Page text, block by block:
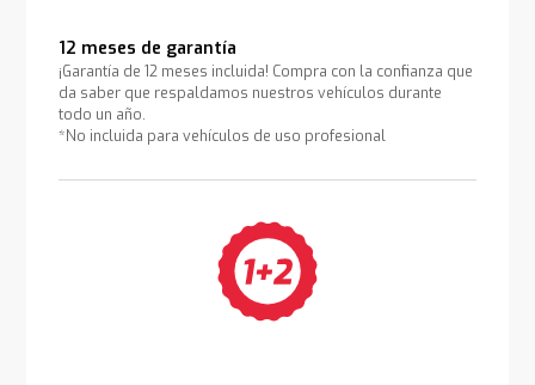
12 meses de garantía
¡Garantía de 12 meses incluida! Compra con la confianza que
da saber que respaldamos nuestros vehículos durante
todo un año.
*No incluida para vehículos de uso profesional